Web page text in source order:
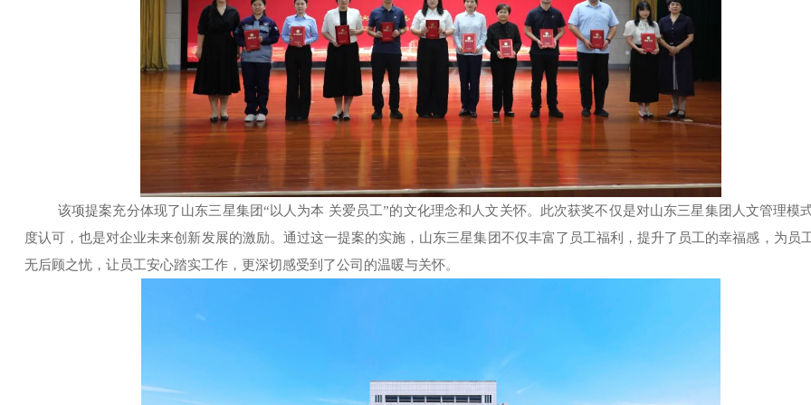
该项提案充分体现了山东三星集团“以人为本 关爱员工”的文化理念和人文关怀。此次获奖不仅是对山东三星集团人文管理模
度认可，也是对企业未来创新发展的激励。通过这一提案的实施，山东三星集团不仅丰富了员工福利，提升了员工的幸福感，为员
无后顾之忧，让员工安心踏实工作，更深切感受到了公司的温暖与关怀。